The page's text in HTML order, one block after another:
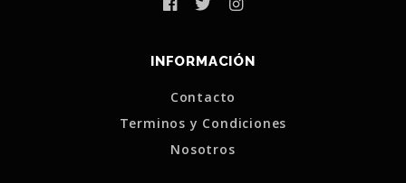
INFORMACIÓN
Contacto
Terminos y Condiciones
Nosotros